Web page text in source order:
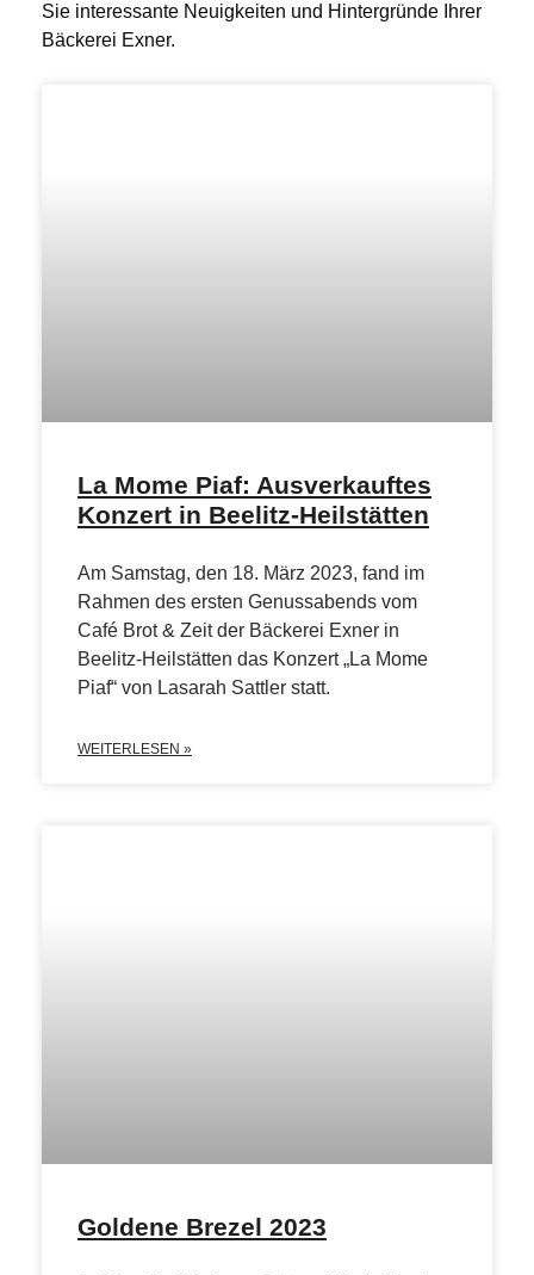
Sie interessante Neuigkeiten und Hintergründe Ihrer
Bäckerei Exner.
La Mome Piaf: Ausverkauftes
Konzert in Beelitz-Heilstätten
Am Samstag, den 18. März 2023, fand im
Rahmen des ersten Genussabends vom
Café Brot & Zeit der Bäckerei Exner in
Beelitz-Heilstätten das Konzert „La Mome
Piaf“ von Lasarah Sattler statt.
WEITERLESEN »
Goldene Brezel 2023